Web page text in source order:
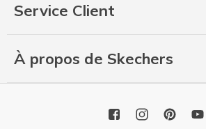
Service Client
À propos de Skechers